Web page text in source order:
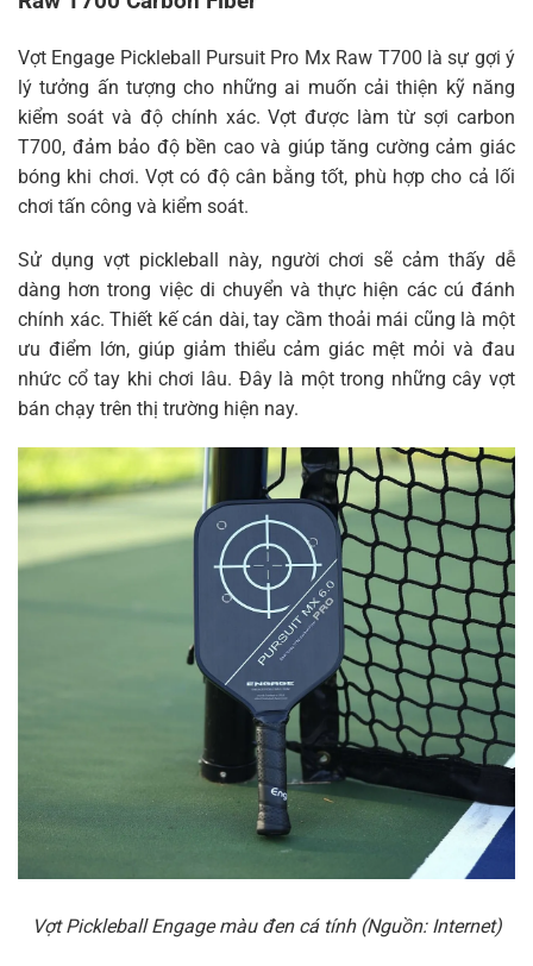
Vợt Engage Pickleball Pursuit Pro Mx Raw T700 là sự gợi ý
lý tưởng ấn tượng cho những ai muốn cải thiện kỹ năng
kiểm soát và độ chính xác. Vợt được làm từ sợi carbon
T700, đảm bảo độ bền cao và giúp tăng cường cảm giác
bóng khi chơi. Vợt có độ cân bằng tốt, phù hợp cho cả lối
chơi tấn công và kiểm soát.
Sử dụng vợt pickleball này, người chơi sẽ cảm thấy dễ
dàng hơn trong việc di chuyển và thực hiện các cú đánh
chính xác. Thiết kế cán dài, tay cầm thoải mái cũng là một
ưu điểm lớn, giúp giảm thiểu cảm giác mệt mỏi và đau
nhức cổ tay khi chơi lâu. Đây là một trong những cây vợt
bán chạy trên thị trường hiện nay.
Vợt Pickleball Engage màu đen cá tính (Nguồn: Internet)